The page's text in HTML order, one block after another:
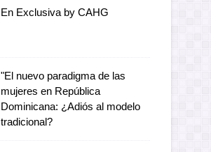
En Exclusiva by CAHG
"El nuevo paradigma de las
mujeres en República
Dominicana: ¿Adiós al modelo
tradicional?